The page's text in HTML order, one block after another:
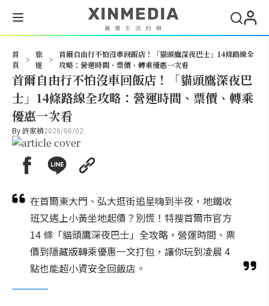
首
頁
>
旅
遊
>
首爾自由行不怕沒車回飯店！「貓頭鷹深夜巴士」14條路線全
攻略：營運時間、票價、轉乘優惠一次看
首爾自由行不怕沒車回飯店！「貓頭鷹深夜巴
士」14條路線全攻略：營運時間、票價、轉乘
優惠一次看
By許家禎2026/06/02
在首爾東大門、弘大逛街追星嗨到半夜，地鐵收
班又遇上小黃坐地起價？別慌！特搜首爾市官方
14 條「貓頭鷹深夜巴士」全攻略，營運時間、票
價到隱藏版轉乘優惠一文打包，讓你玩到凌晨 4
點也能超小資安全回飯店。